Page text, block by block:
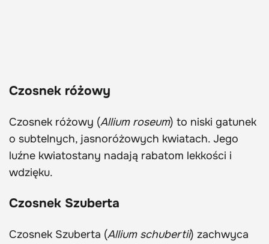
Czosnek różowy
Czosnek różowy (Allium roseum) to niski gatunek
o subtelnych, jasnoróżowych kwiatach. Jego
luźne kwiatostany nadają rabatom lekkości i
wdzięku.
Czosnek Szuberta
Czosnek Szuberta (Allium schubertii) zachwyca